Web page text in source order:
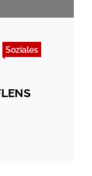
Soziales